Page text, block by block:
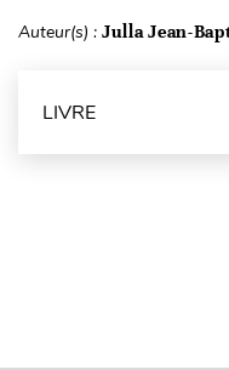
Auteur(s) : Julla Jean-
LIVRE